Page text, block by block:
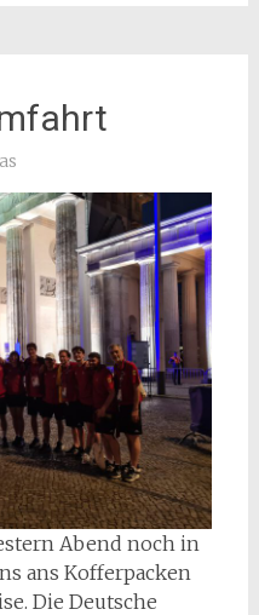
Abend noch in
ans Kofferpacken
Die Deutsche